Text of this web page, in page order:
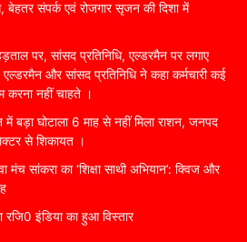
बेहतर संपर्क एवं रोजगार सृजन की दिशा में
पर, सांसद प्रतिनिधि, एल्डरमैन पर लगाए
और सांसद प्रतिनिधि ने कहा कर्मचारी कई
करना नहीं चाहते ।
में बड़ा घोटाला 6 माह से नहीं मिला राशन, जनपद
से शिकायत ।
मंच सांकरा का ‘शिक्षा साथी अभियान’: क्विज और
इंडिया का हुआ विस्तार